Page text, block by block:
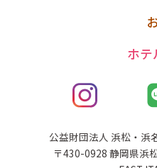
ホテ
公益財団法人 浜松・浜
〒430-0928 静岡県浜